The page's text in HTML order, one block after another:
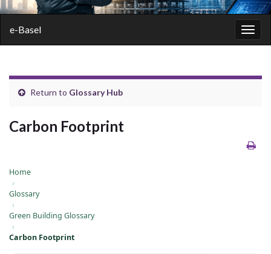
e-Basel
Return to Glossary Hub
Carbon Footprint
Home
›
Glossary
›
Green Building Glossary
›
Carbon Footprint